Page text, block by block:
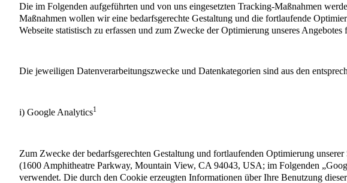
Die im Folgenden aufgeführten und von uns eingesetzten Tracking-Maßnahmen
Maßnahmen wollen wir eine bedarfsgerechte Gestaltung und die fortlaufende
Webseite statistisch zu erfassen und zum Zwecke der Optimierung unseres
Die jeweiligen Datenverarbeitungszwecke und Datenkategorien sind aus den
i) Google Analytics1
Zum Zwecke der bedarfsgerechten Gestaltung und fortlaufenden Optimierung
(1600 Amphitheatre Parkway, Mountain View, CA 94043, USA; im Folgenden
verwendet. Die durch den Cookie erzeugten Informationen über Ihre Benutzung